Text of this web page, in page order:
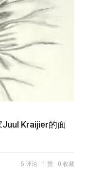
Kraijier的面
5 评论 1 赞 0 收藏